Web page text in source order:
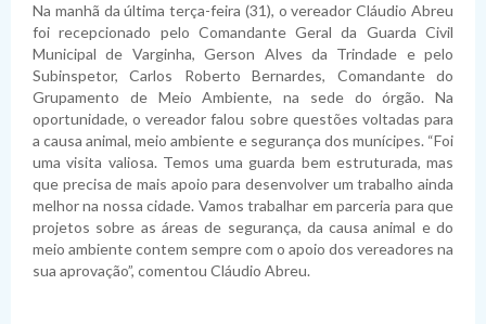
Na manhã da última terça-feira (31), o vereador Cláudio Abreu
foi recepcionado pelo Comandante Geral da Guarda Civil
Municipal de Varginha, Gerson Alves da Trindade e pelo
Subinspetor, Carlos Roberto Bernardes, Comandante do
Grupamento de Meio Ambiente, na sede do órgão. Na
oportunidade, o vereador falou sobre questões voltadas para
a causa animal, meio ambiente e segurança dos munícipes. “Foi
uma visita valiosa. Temos uma guarda bem estruturada, mas
que precisa de mais apoio para desenvolver um trabalho ainda
melhor na nossa cidade. Vamos trabalhar em parceria para que
projetos sobre as áreas de segurança, da causa animal e do
meio ambiente contem sempre com o apoio dos vereadores na
sua aprovação”, comentou Cláudio Abreu.